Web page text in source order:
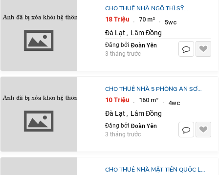
CHO THUÊ NHÀ NGÔ THÌ SỸ
PHƯỜNG 4 ĐÀ LẠT 18
18 Triệu · 70 m² · 5wc
Đà Lạt , Lâm Đồng
Đăng bởi Đoàn Yên
3 tháng trước
CHO THUÊ NHÀ 5 PHÒNG AN SƠN
PHƯỜNG 4 ĐÀ LẠT 10
10 Triệu · 160 m² · 4wc
Đà Lạt , Lâm Đồng
Đăng bởi Đoàn Yên
3 tháng trước
CHO THUÊ NHÀ MẶT TIỀN QUỐC LỘ